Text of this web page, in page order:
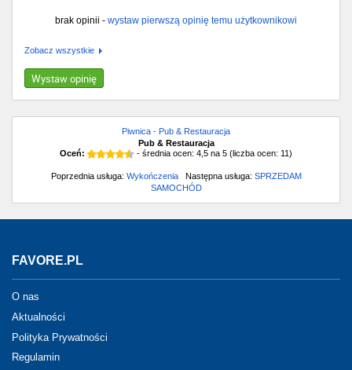
brak opinii - wystaw pierwszą opinię temu użytkownikowi
Zobacz wszystkie
Wystaw opinię
Piwnica - Pub & Restauracja
Pub & Restauracja
Oceń:
- średnia ocen: 4,5 na 5 (liczba ocen: 11)
Poprzednia usługa: WykończeniaNastępna usługa: SPRZEDAM
SAMOCHÓD
FAVORE.PL
O nas
Aktualności
Polityka Prywatności
Regulamin